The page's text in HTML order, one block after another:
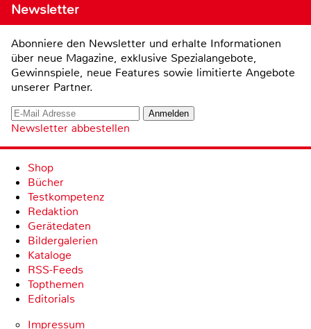
Newsletter
Abonniere den Newsletter und erhalte Informationen
über neue Magazine, exklusive Spezialangebote,
Gewinnspiele, neue Features sowie limitierte Angebote
unserer Partner.
Newsletter abbestellen
Shop
Bücher
Testkompetenz
Redaktion
Gerätedaten
Bildergalerien
Kataloge
RSS-Feeds
Topthemen
Editorials
Impressum